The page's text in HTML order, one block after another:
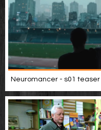
Neuromancer - s01 teaser